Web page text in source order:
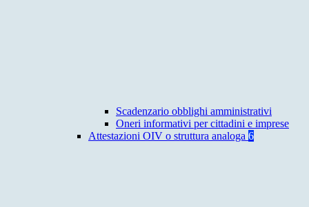
Scadenzario obblighi amministrativi
Oneri informativi per cittadini e imprese
Attestazioni OIV o struttura analoga 6